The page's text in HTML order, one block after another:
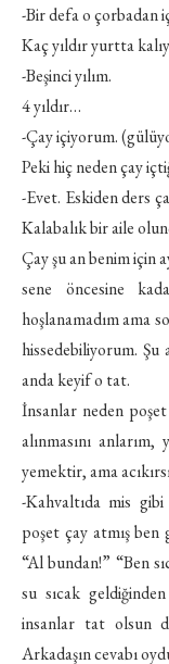
-Bir defa o çorbadan
Kaç yıldır yurtta
-Beşinci yılım.
4 yıldır…
-Çay içiyorum.
Peki hiç neden çay
-Evet. Eskiden ders
Kalabalık bir aile
Çay şu an benim için
sene öncesine
hoşlanamadım ama
hissedebiliyorum. Şu
anda keyif o tat.
İnsanlar neden
alınmasını
yemektir, ama
-Kahvaltıda mis
poşet çay atmış
“Al bundan!” “Ben
su sıcak
insanlar tat olsun
Arkadaşın cevabı